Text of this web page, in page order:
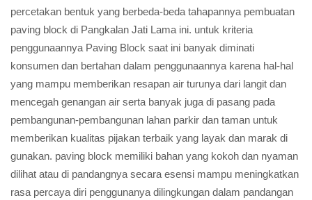
percetakan bentuk yang berbeda-beda tahapannya pembuatan
paving block di Pangkalan Jati Lama ini. untuk kriteria
penggunaannya Paving Block saat ini banyak diminati
konsumen dan bertahan dalam penggunaannya karena hal-hal
yang mampu memberikan resapan air turunya dari langit dan
mencegah genangan air serta banyak juga di pasang pada
pembangunan-pembangunan lahan parkir dan taman untuk
memberikan kualitas pijakan terbaik yang layak dan marak di
gunakan. paving block memiliki bahan yang kokoh dan nyaman
dilihat atau di pandangnya secara esensi mampu meningkatkan
rasa percaya diri penggunanya dilingkungan dalam pandangan